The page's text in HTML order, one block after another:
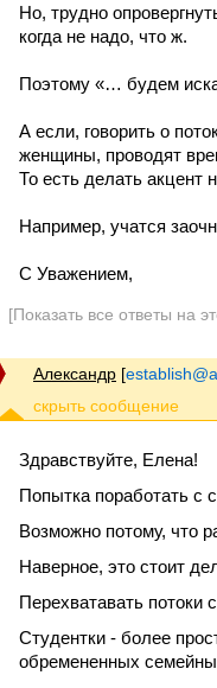
Но, трудно
когда не надо, что ж.
Поэтому «… будем
А если, говорить о
женщины, проводят
То есть делать акцент
Например, учатся
С Уважением,
[Показать все ответы на
Александр [
Здравствуйте, Елена!
Попытка поработать с
Возможно потому, что
Наверное, это стоит
Перехватавать потоки
Студентки - более
обремененных